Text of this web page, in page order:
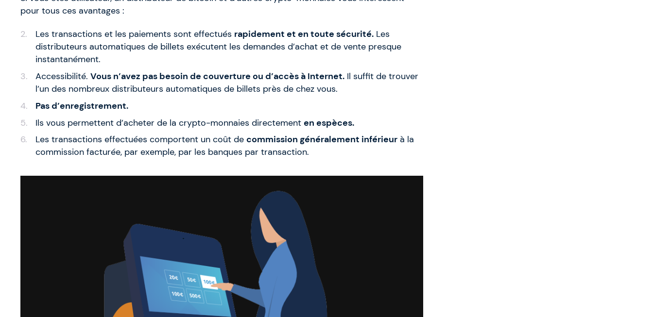
pour tous ces avantages :
Les transactions et les paiements sont effectués rapidement et en toute sécurité.Les
distributeurs automatiques de billets exécutent les demandes d’achat et de vente presque
instantanément.
Accessibilité. Vous n’avez pas besoin de couverture ou d’accès à Internet.Il suffit de trouver
l’un des nombreux distributeurs automatiques de billets près de chez vous.
Pas d’enregistrement.
Ils vous permettent d’acheter de la crypto-monnaies directement en espèces.
Les transactions effectuées comportent un coût de commission généralement inférieurà la
commission facturée, par exemple, par les banques par transaction.